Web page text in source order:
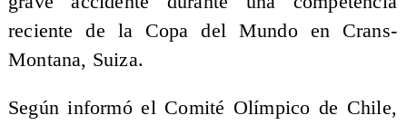
reciente de la Copa del Mundo en Crans-
Montana, Suiza.
Según informó el Comité Olímpico de Chile,